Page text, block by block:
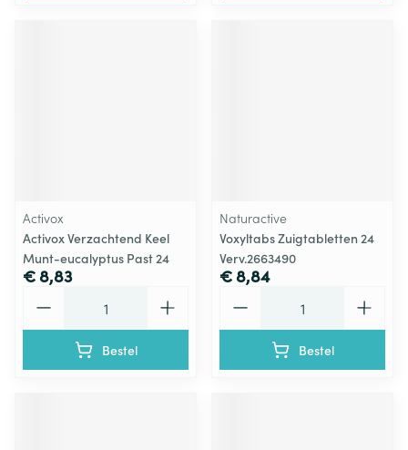
Activox
Activox Verzachtend Keel
Munt-eucalyptus Past 24
€ 8,83
Bestel
Naturactive
Voxyltabs Zuigtabletten 24
Verv.2663490
€ 8,84
Bestel